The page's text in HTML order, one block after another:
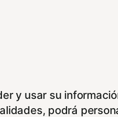
y usar su
podrá